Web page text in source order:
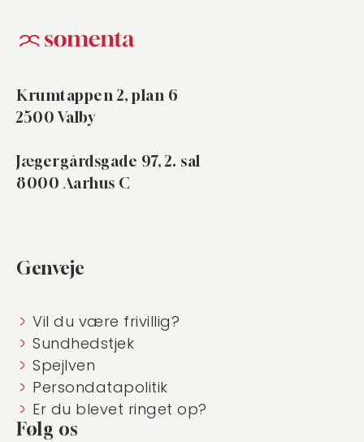
Krumtappen 2, plan 6
2500 Valby
Jægergårdsgade 97, 2. sal
8000 Aarhus C
Genveje
Vil du være frivillig?
Sundhedstjek
Spejlven
Persondatapolitik
Er du blevet ringet op?
Følg os